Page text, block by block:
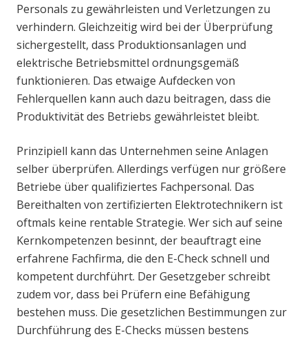
Personals zu gewährleisten und Verletzungen zu
verhindern. Gleichzeitig wird bei der Überprüfung
sichergestellt, dass Produktionsanlagen und
elektrische Betriebsmittel ordnungsgemäß
funktionieren. Das etwaige Aufdecken von
Fehlerquellen kann auch dazu beitragen, dass die
Produktivität des Betriebs gewährleistet bleibt.
Prinzipiell kann das Unternehmen seine Anlagen
selber überprüfen. Allerdings verfügen nur größere
Betriebe über qualifiziertes Fachpersonal. Das
Bereithalten von zertifizierten Elektrotechnikern ist
oftmals keine rentable Strategie. Wer sich auf seine
Kernkompetenzen besinnt, der beauftragt eine
erfahrene Fachfirma, die den E-Check schnell und
kompetent durchführt. Der Gesetzgeber schreibt
zudem vor, dass bei Prüfern eine Befähigung
bestehen muss. Die gesetzlichen Bestimmungen zur
Durchführung des E-Checks müssen bestens